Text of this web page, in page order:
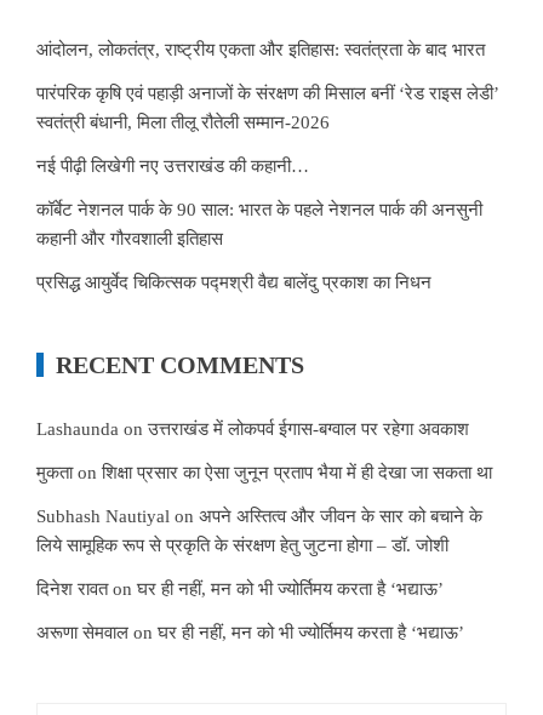
आंदोलन, लोकतंत्र, राष्ट्रीय एकता और इतिहास: स्वतंत्रता के बाद भारत
पारंपरिक कृषि एवं पहाड़ी अनाजों के संरक्षण की मिसाल बनीं ‘रेड राइस लेडी’
स्वतंत्री बंधानी, मिला तीलू रौतेली सम्मान-2026
नई पीढ़ी लिखेगी नए उत्तराखंड की कहानी…
कॉर्बेट नेशनल पार्क के 90 साल: भारत के पहले नेशनल पार्क की अनसुनी
कहानी और गौरवशाली इतिहास
प्रसिद्ध आयुर्वेद चिकित्सक पद्मश्री वैद्य बालेंदु प्रकाश का निधन
RECENT COMMENTS
Lashaunda onउत्तराखंड में लोकपर्व ईगास-बग्वाल पर रहेगा अवकाश
मुकताonशिक्षा प्रसार का ऐसा जुनून प्रताप भैया में ही देखा जा सकता था
Subhash Nautiyal on अपने अस्तित्व और जीवन के सार को बचाने के
लिये सामूहिक रूप से प्रकृति के संरक्षण हेतु जुटना होगा – डॉ. जोशी
दिनेश रावतonघर ही नहीं, मन को भी ज्योर्तिमय करता है ‘भद्याऊ’
अरूणा सेमवाल onघर ही नहीं, मन को भी ज्योर्तिमय करता है ‘भद्याऊ’